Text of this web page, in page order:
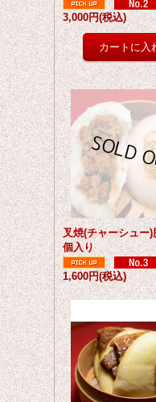
3,000円(税込)
叉焼(チャーシュ
個入り
1,600円(税込)